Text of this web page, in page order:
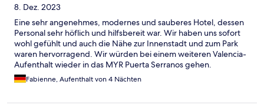
8. Dez. 2023
Eine sehr angenehmes, modernes und sauberes Hotel, dessen
Personal sehr höflich und hilfsbereit war. Wir haben uns sofort
wohl gefühlt und auch die Nähe zur Innenstadt und zum Park
waren hervorragend. Wir würden bei einem weiteren Valencia-
Aufenthalt wieder in das MYR Puerta Serranos gehen.
Fabienne, Aufenthalt von 4 Nächten